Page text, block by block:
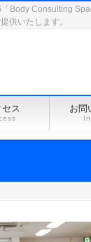
Body Consulting
供いたします。
ス お問